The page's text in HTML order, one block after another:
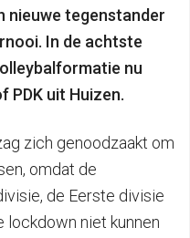
nieuwe tegenstander
In de achtste
nu
PDK uit Huizen.
zich genoodzaakt om
omdat de
de Eerste divisie
lockdown niet kunnen